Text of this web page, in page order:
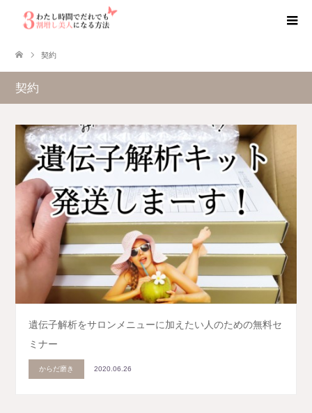
契約
契約
遺伝子解析をサロンメニューに加えたい人のための無料セ
ミナー
からだ磨き 2020.06.26